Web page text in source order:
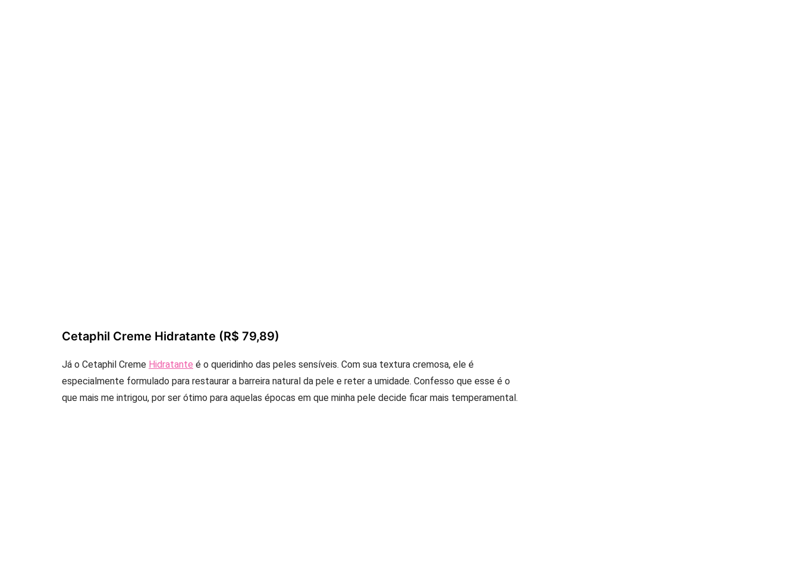
Cetaphil Creme Hidratante (R$ 79,89)
Já o Cetaphil Creme Hidratante é o queridinho das peles sensíveis. Com sua textura cremosa, ele é
especialmente formulado para restaurar a barreira natural da pele e reter a umidade. Confesso que esse é o
que mais me intrigou, por ser ótimo para aquelas épocas em que minha pele decide ficar mais temperamental.